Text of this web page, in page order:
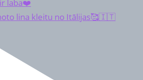
lina kleitu no Itālijas🥰🇮🇹